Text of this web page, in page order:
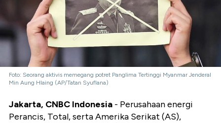
Foto: Seorang aktivis memegang potret Panglima Tertinggi Myanmar Jenderal
Min Aung Hlaing (AP/Tatan Syuflana)
Jakarta, CNBC Indonesia - Perusahaan energi
Perancis, Total, serta Amerika Serikat (AS),